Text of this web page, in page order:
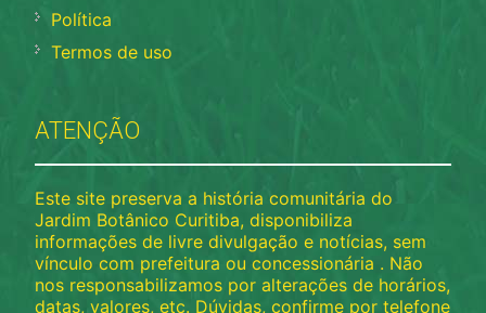
Política
Termos de uso
ATENÇÃO
Este site preserva a história comunitária do
Jardim Botânico Curitiba, disponibiliza
informações de livre divulgação e notícias, sem
vínculo com prefeitura ou concessionária . Não
nos responsabilizamos por alterações de horários,
datas, valores, etc. Dúvidas, confirme por telefone